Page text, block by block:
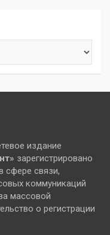
издание
зарегистрировано
сфере связи,
коммуникаций
массовой
о регистрации